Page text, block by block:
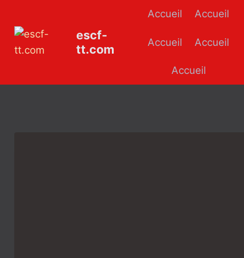
contenu
escf-
tt.com
Accueil Accueil
Accueil Accueil
Accueil